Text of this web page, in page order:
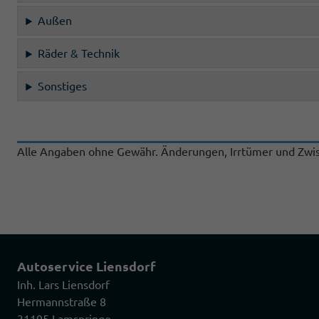
Außen
Räder & Technik
Sonstiges
Alle Angaben ohne Gewähr. Änderungen, Irrtümer und
Autoservice Liensdorf
Inh. Lars Liensdorf
Hermannstraße 8